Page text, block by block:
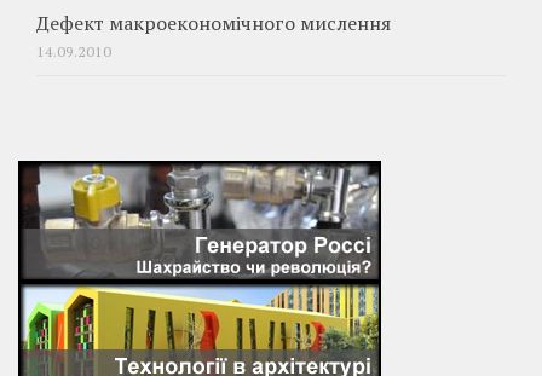
Дефект макроекономічного мислення
14.09.2010